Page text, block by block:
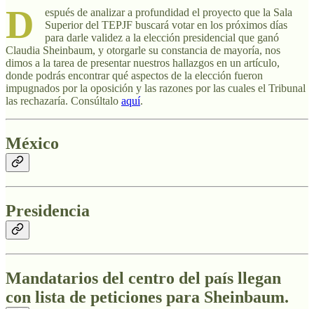
D
espués de analizar a profundidad el proyecto que la Sala
Superior del TEPJF buscará votar en los próximos días
para darle validez a la elección presidencial que ganó
Claudia Sheinbaum, y otorgarle su constancia de mayoría, nos
dimos a la tarea de presentar nuestros hallazgos en un artículo,
donde podrás encontrar qué aspectos de la elección fueron
impugnados por la oposición y las razones por las cuales el Tribunal
las rechazaría. Consúltalo aquí.
México
Presidencia
Mandatarios del centro del país llegan
con lista de peticiones para Sheinbaum.